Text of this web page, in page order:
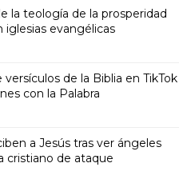
la teología de la prosperidad
iglesias evangélicas
de la Biblia en TikTok
con la Palabra
a Jesús tras ver ángeles
cristiano de ataque